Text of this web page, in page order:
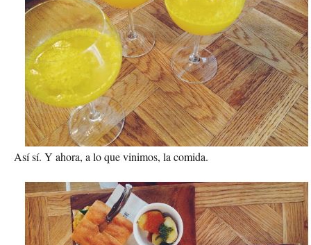
Así sí. Y ahora, a lo que vinimos, la comida.